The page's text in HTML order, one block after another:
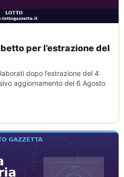
per l’estrazione del
dopo l’estrazione del 4
aggiornamento del 6 Agosto